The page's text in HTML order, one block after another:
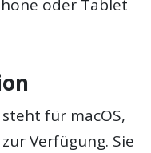
oder Tablet
steht für macOS,
Verfügung. Sie